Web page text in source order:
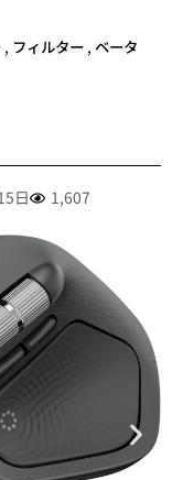
, フィルター , ベータ
日 1,607